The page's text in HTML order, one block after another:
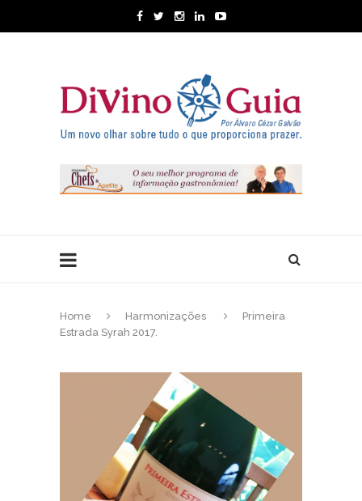
Home Harmonizações
Primeira
Estrada Syrah 2017.